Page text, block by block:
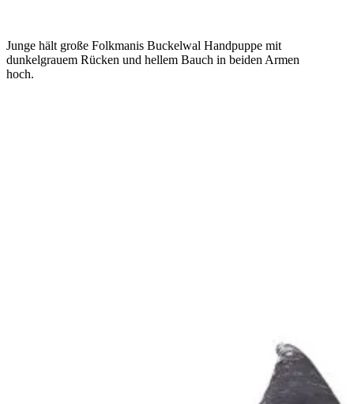
Junge hält große Folkmanis Buckelwal Handpuppe mit
dunkelgrauem Rücken und hellem Bauch in beiden Armen
hoch.